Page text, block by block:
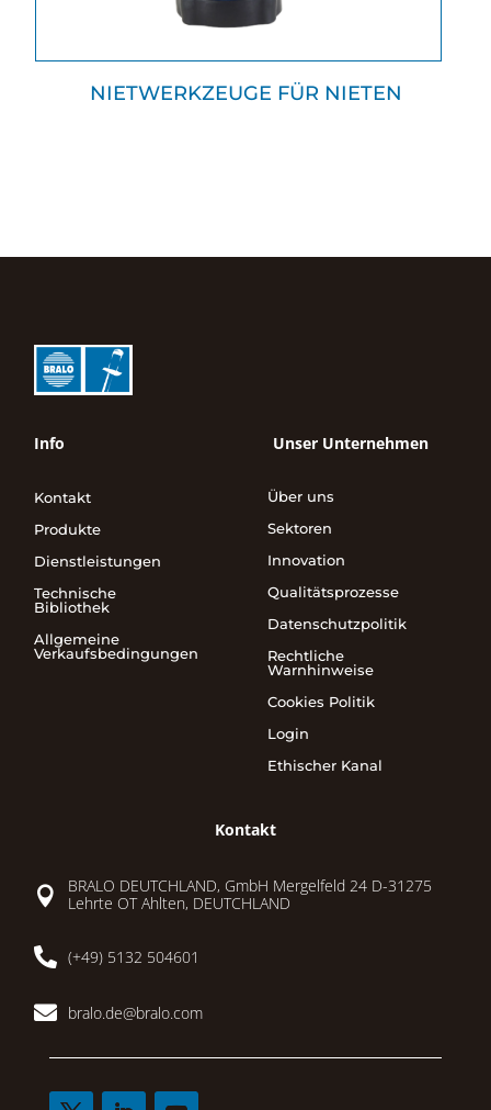
NIETWERKZEUGE FÜR NIETEN
Info
Kontakt
Produkte
Dienstleistungen
Technische
Bibliothek
Allgemeine
Verkaufsbedingungen
Unser Unternehmen
Über uns
Sektoren
Innovation
Qualitätsprozesse
Datenschutzpolitik
Rechtliche
Warnhinweise
Cookies Politik
Login
Ethischer Kanal
Kontakt

BRALO DEUTCHLAND, GmbH Mergelfeld 24 D-31275
Lehrte OT Ahlten, DEUTCHLAND
 (+49) 5132 504601
 bralo.de@bralo.com